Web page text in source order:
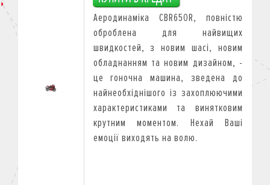
Аеродинаміка CBR650R, повністю
оброблена для найвищих
швидкостей, з новим шасі, новим
обладнанням та новим дизайном, -
це гоночна машина, зведена до
найнеобхіднішого із захоплюючими
характеристиками та винятковим
крутним моментом. Нехай Ваші
емоції виходять на волю.